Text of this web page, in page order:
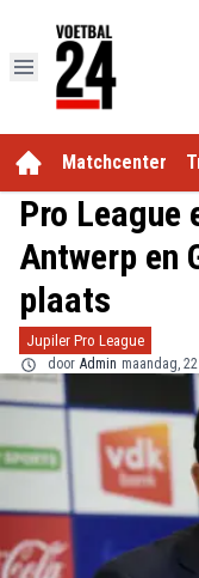
Matchcenter
Pro League
Antwerp en
plaats
Jupiler Pro League
door Admin maandag,